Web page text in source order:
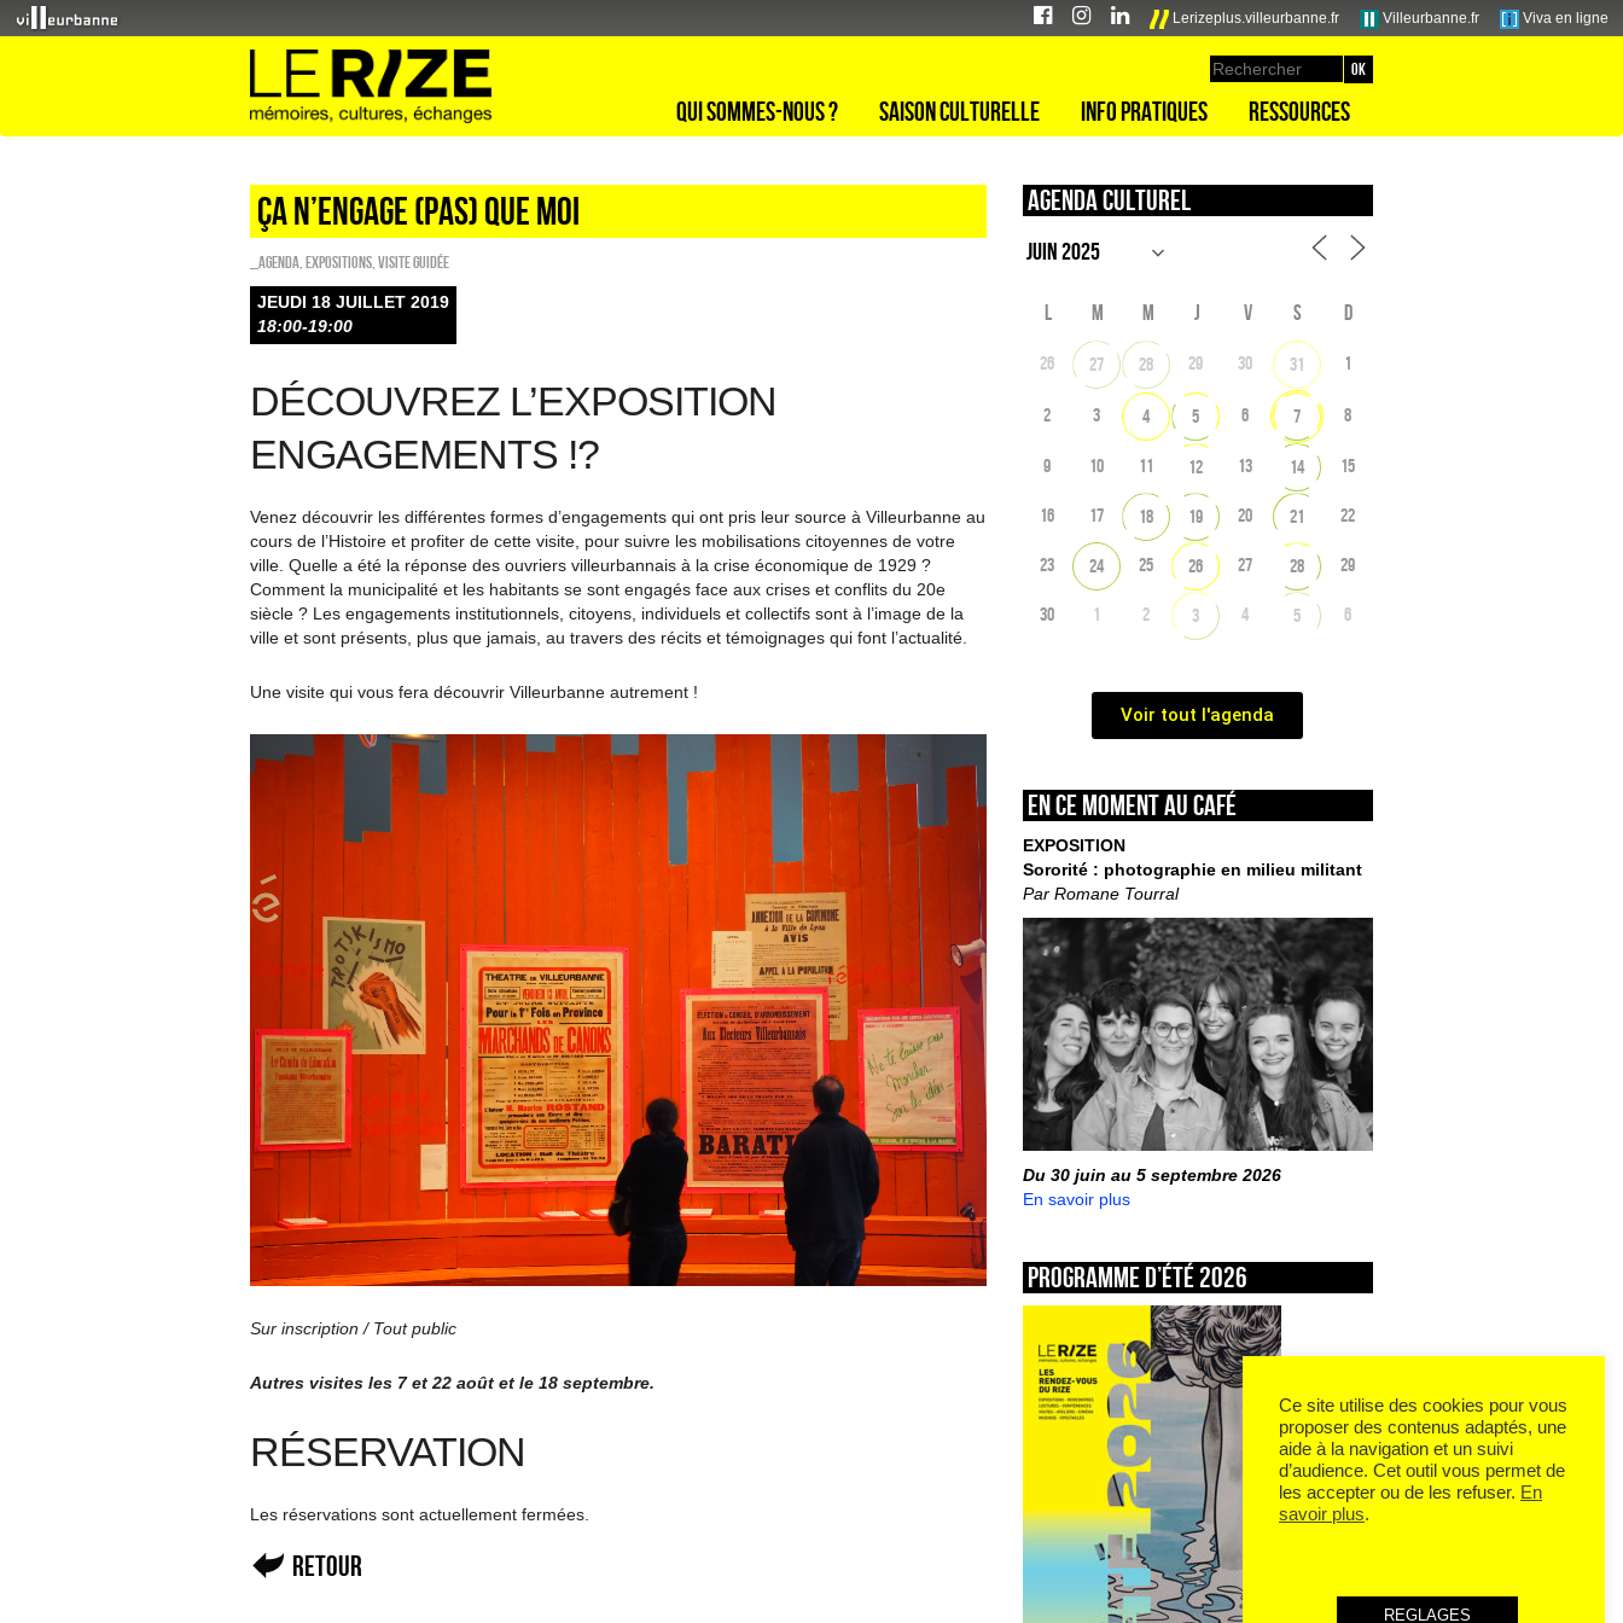
Lerizeplus.villeurbanne.fr Villeurbanne.fr Viva en ligne
Qui sommes-nous ? Saison culturelle Info pratiques Ressources
Ça n’engage (pas) que moi
_Agenda EXPOSITIONS Visite guidée
JEUDI 18 JUILLET 2019
18:00-19:00
DÉCOUVREZ L’EXPOSITION
ENGAGEMENTS !?
Venez découvrir les différentes formes d’engagements qui ont pris leur source à Villeurbanne au
cours de l’Histoire et profiter de cette visite, pour suivre les mobilisations citoyennes de votre
ville. Quelle a été la réponse des ouvriers villeurbannais à la crise économique de 1929 ?
Comment la municipalité et les habitants se sont engagés face aux crises et conflits du 20e
siècle ? Les engagements institutionnels, citoyens, individuels et collectifs sont à l’image de la
ville et sont présents, plus que jamais, au travers des récits et témoignages qui font l’actualité.
Une visite qui vous fera découvrir Villeurbanne autrement !
Sur inscription / Tout public
Autres visites les 7 et 22 août et le 18 septembre.
RÉSERVATION
Les réservations sont actuellement fermées.
Retour
Agenda culturel
L M M J V S D
26 27 28 29 30 31 1
2 3 4 5 6 7 8
9 10 11 12 13 14 15
16 17 18 19 20 21 22
23 24 25 26 27 28 29
30 1 2 3 4 5 6
Voir tout l'agenda
En ce moment au café
EXPOSITION
Sororité : photographie en milieu militant
Par Romane Tourral
Du 30 juin au 5 septembre 2026
En savoir plus
Programme d’été 2026
Ce site utilise des cookies pour vous
proposer des contenus adaptés, une
aide à la navigation et un suivi
d’audience. Cet outil vous permet de
les accepter ou de les refuser. En
savoir plus.
REGLAGES